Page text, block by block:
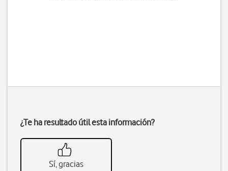
¿Te ha resultado útil esta información?
Sí, gracias